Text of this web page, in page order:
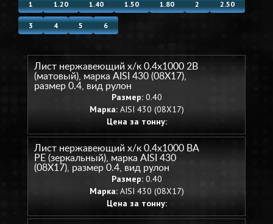
1 1.20 1.40 1.50 1.80 2 2.50
3 4 5 6
Лист нержавеющий х/к 0.4х1000 2B
(матовый), марка AISI 430 (08Х17),
размер 0.4, вид рулон
Размер:0.40
Марка:AISI 430 (08Х17)
Цена за тонну:
Лист нержавеющий х/к 0.4х1000 BA
PE (зеркальный), марка AISI 430
(08Х17), размер 0.4, вид рулон
Размер:0.40
Марка:AISI 430 (08Х17)
Цена за тонну: